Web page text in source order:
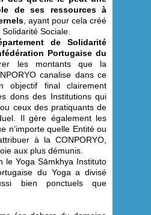
de ses ressources à
, ayant pour cela créé
Sociale.
de Solidarité
Portugaise du
les montants que la
canalise dans ce
objectif final clairement
dons des Institutions qui
ceux des pratiquants de
Il gère également les
n’importe quelle Entité ou
à la CONPORYO,
aux plus démunis.
le Yoga Sāmkhya Instituto
du Yoga a divisé
bien ponctuels que